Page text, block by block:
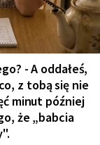
- A oddałeś,
z tobą się nie
minut później
że „babcia